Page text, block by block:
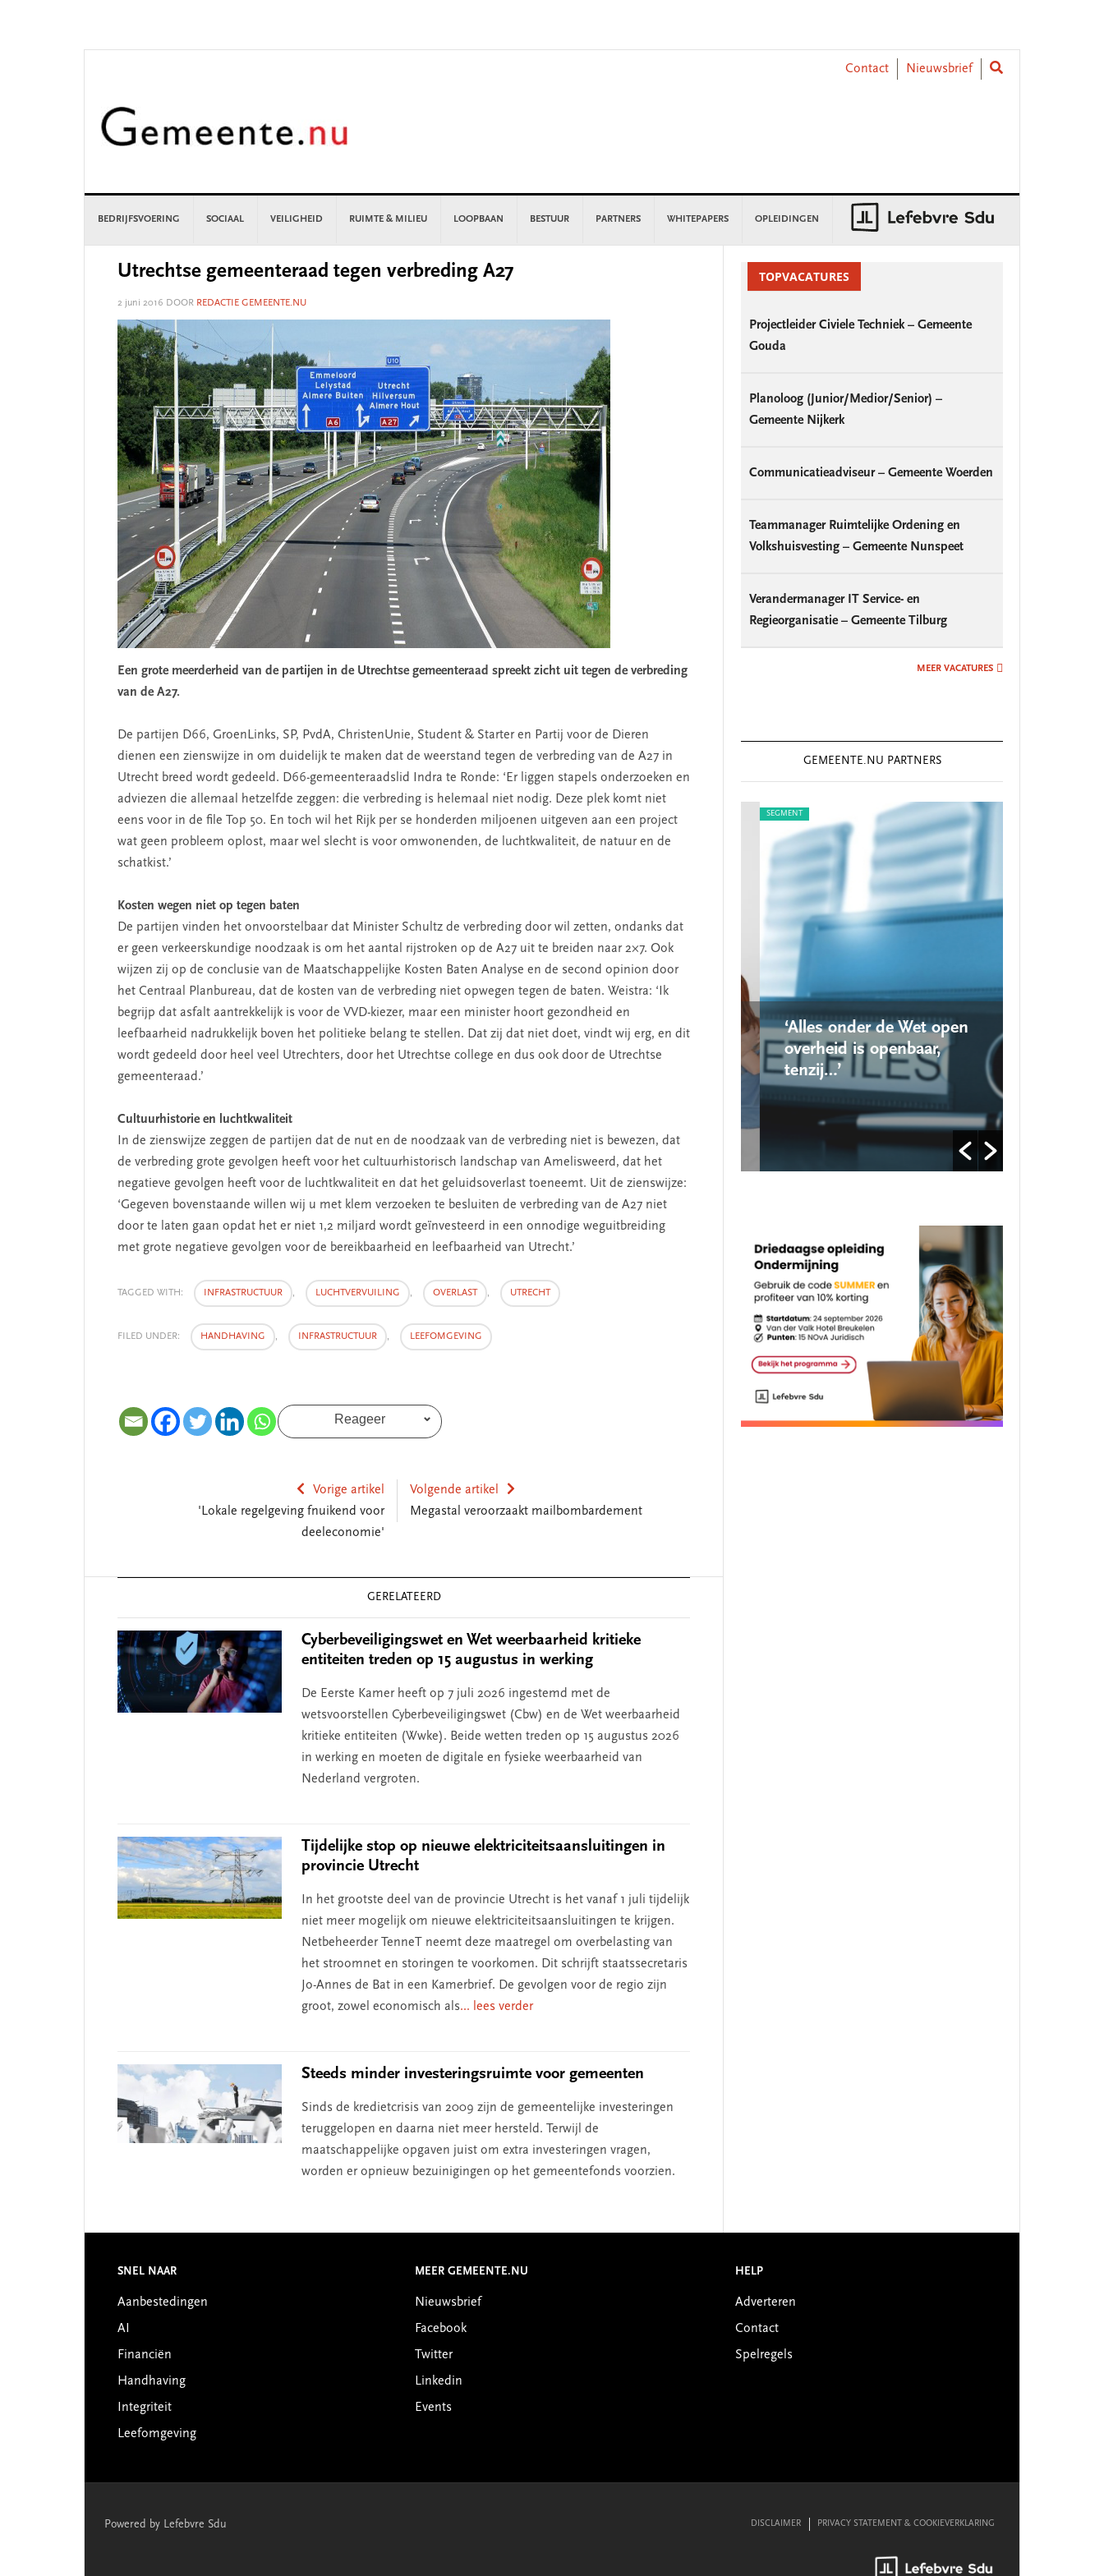
Contact
Nieuwsbrief
BEDRIJFSVOERING SOCIAAL VEILIGHEID RUIMTE & MILIEU LOOPBAAN BESTUUR PARTNERS WHITEPAPERS OPLEIDINGEN
Utrechtse gemeenteraad tegen verbreding A27
2 juni 2016 DOOR REDACTIE GEMEENTE.NU
Een grote meerderheid van de partijen in de Utrechtse gemeenteraad spreekt zicht uit tegen de verbreding
van de A27.
De partijen D66, GroenLinks, SP, PvdA, ChristenUnie, Student & Starter en Partij voor de Dieren
dienen een zienswijze in om duidelijk te maken dat de weerstand tegen de verbreding van de A27 in
Utrecht breed wordt gedeeld. D66-gemeenteraadslid Indra te Ronde: ‘Er liggen stapels onderzoeken en
adviezen die allemaal hetzelfde zeggen: die verbreding is helemaal niet nodig. Deze plek komt niet
eens voor in de file Top 50. En toch wil het Rijk per se honderden miljoenen uitgeven aan een project
wat geen probleem oplost, maar wel slecht is voor omwonenden, de luchtkwaliteit, de natuur en de
schatkist.’
Kosten wegen niet op tegen baten
De partijen vinden het onvoorstelbaar dat Minister Schultz de verbreding door wil zetten, ondanks dat
er geen verkeerskundige noodzaak is om het aantal rijstroken op de A27 uit te breiden naar 2×7. Ook
wijzen zij op de conclusie van de Maatschappelijke Kosten Baten Analyse en de second opinion door
het Centraal Planbureau, dat de kosten van de verbreding niet opwegen tegen de baten. Weistra: ‘Ik
begrijp dat asfalt aantrekkelijk is voor de VVD-kiezer, maar een minister hoort gezondheid en
leefbaarheid nadrukkelijk boven het politieke belang te stellen. Dat zij dat niet doet, vindt wij erg, en dit
wordt gedeeld door heel veel Utrechters, door het Utrechtse college en dus ook door de Utrechtse
gemeenteraad.’
Cultuurhistorie en luchtkwaliteit
In de zienswijze zeggen de partijen dat de nut en de noodzaak van de verbreding niet is bewezen, dat
de verbreding grote gevolgen heeft voor het cultuurhistorisch landschap van Amelisweerd, dat het
negatieve gevolgen heeft voor de luchtkwaliteit en dat het geluidsoverlast toeneemt. Uit de zienswijze:
‘Gegeven bovenstaande willen wij u met klem verzoeken te besluiten de verbreding van de A27 niet
door te laten gaan opdat het er niet 1,2 miljard wordt geïnvesteerd in een onnodige weguitbreiding
met grote negatieve gevolgen voor de bereikbaarheid en leefbaarheid van Utrecht.’
TAGGED WITH: INFRASTRUCTUUR , LUCHTVERVUILING , OVERLAST , UTRECHT
FILED UNDER: HANDHAVING , INFRASTRUCTUUR , LEEFOMGEVING
Reageer
Vorige artikel
'Lokale regelgeving fnuikend voor
deeleconomie'
Volgende artikel
Megastal veroorzaakt mailbombardement
GERELATEERD
Cyberbeveiligingswet en Wet weerbaarheid kritieke
entiteiten treden op 15 augustus in werking
De Eerste Kamer heeft op 7 juli 2026 ingestemd met de
wetsvoorstellen Cyberbeveiligingswet (Cbw) en de Wet weerbaarheid
kritieke entiteiten (Wwke). Beide wetten treden op 15 augustus 2026
in werking en moeten de digitale en fysieke weerbaarheid van
Nederland vergroten.
Tijdelijke stop op nieuwe elektriciteitsaansluitingen in
provincie Utrecht
In het grootste deel van de provincie Utrecht is het vanaf 1 juli tijdelijk
niet meer mogelijk om nieuwe elektriciteitsaansluitingen te krijgen.
Netbeheerder TenneT neemt deze maatregel om overbelasting van
het stroomnet en storingen te voorkomen. Dit schrijft staatssecretaris
Jo-Annes de Bat in een Kamerbrief. De gevolgen voor de regio zijn
groot, zowel economisch als... lees verder
Steeds minder investeringsruimte voor gemeenten
Sinds de kredietcrisis van 2009 zijn de gemeentelijke investeringen
teruggelopen en daarna niet meer hersteld. Terwijl de
maatschappelijke opgaven juist om extra investeringen vragen,
worden er opnieuw bezuinigingen op het gemeentefonds voorzien.
SidebarTOPVACATURES
Projectleider Civiele Techniek – Gemeente
Gouda
Planoloog (Junior/Medior/Senior) –
Gemeente Nijkerk
Communicatieadviseur – Gemeente Woerden
Teammanager Ruimtelijke Ordening en
Volkshuisvesting – Gemeente Nunspeet
Verandermanager IT Service- en
Regieorganisatie – Gemeente Tilburg
MEER VACATURES
GEMEENTE.NU PARTNERS
missie van Segment
SEGMENT
‘Persoonlijk leiderschap
begint bij zelfkennis’
SEGMENT
‘Met een integrale aanpak
kun je de jeugd beter
SEGMENT
‘Alles onder de Wet open
overheid is openbaar,
tenzij…’
Footer
SNEL NAAR
Aanbestedingen
AI
Financiën
Handhaving
Integriteit
Leefomgeving
MEER GEMEENTE.NU
Nieuwsbrief
Facebook
Twitter
Linkedin
Events
HELP
Adverteren
Contact
Spelregels
Powered by Lefebvre Sdu DISCLAIMER PRIVACY STATEMENT & COOKIEVERKLARING